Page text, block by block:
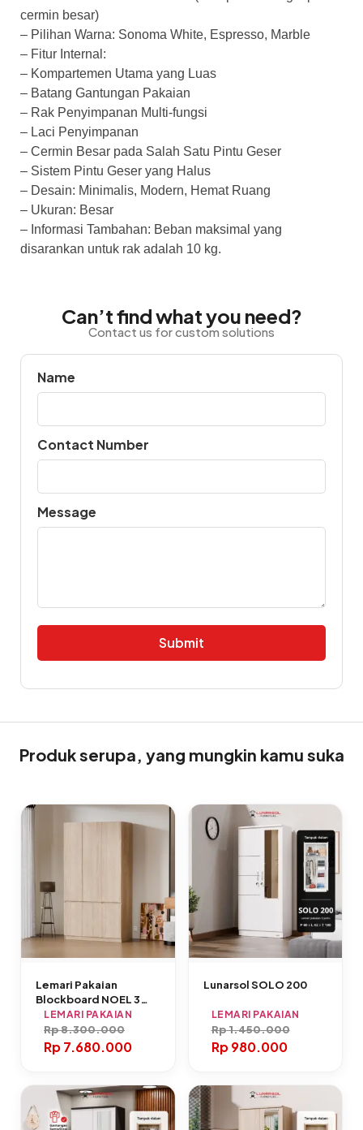
cermin besar)
– Pilihan Warna: Sonoma White, Espresso, Marble
– Fitur Internal:
– Kompartemen Utama yang Luas
– Batang Gantungan Pakaian
– Rak Penyimpanan Multi-fungsi
– Laci Penyimpanan
– Cermin Besar pada Salah Satu Pintu Geser
– Sistem Pintu Geser yang Halus
– Desain: Minimalis, Modern, Hemat Ruang
– Ukuran: Besar
– Informasi Tambahan: Beban maksimal yang
disarankan untuk rak adalah 10 kg.
Can’t find what you need?
Contact us for custom solutions
Name
Contact Number
Message
Produk serupa, yang mungkin kamu suka
Lemari Pakaian
Blockboard NOEL 3
Pintu Oak Muda
LEMARI PAKAIAN
Rp8.300.000
Rp7.680.000
Lunarsol SOLO 200
LEMARI PAKAIAN
Rp1.450.000
Rp980.000